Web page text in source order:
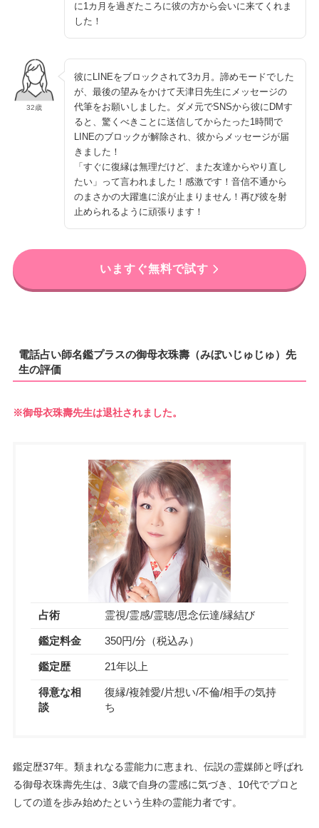
に1カ月を過ぎたころに彼の方から会いに来てくれま
した！
32歳
彼にLINEをブロックされて3カ月。諦めモードでした
が、最後の望みをかけて天津日先生にメッセージの
代筆をお願いしました。ダメ元でSNSから彼にDMす
ると、驚くべきことに送信してからたった1時間で
LINEのブロックが解除され、彼からメッセージが届
きました！
「すぐに復縁は無理だけど、また友達からやり直し
たい」って言われました！感激です！音信不通から
のまさかの大躍進に涙が止まりません！再び彼を射
止められるように頑張ります！
いますぐ無料で試す
電話占い師名鑑プラスの御母衣珠壽（みぼいじゅじゅ）先
生の評価
※御母衣珠壽先生は退社されました。
占術 霊視/霊感/霊聴/思念伝達/縁結び
鑑定料金 350円/分（税込み）
鑑定歴 21年以上
得意な相
談
復縁/複雑愛/片想い/不倫/相手の気持
ち
鑑定歴37年。類まれなる霊能力に恵まれ、伝説の霊媒師と呼ばれ
る御母衣珠壽先生は、3歳で自身の霊感に気づき、10代でプロと
しての道を歩み始めたという生粋の霊能力者です。